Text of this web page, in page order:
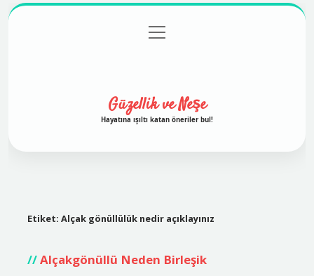
Gizlilik Politikası
menüyü
aç
Güzellik ve Neşe
Hayatına ışıltı katan öneriler bul!
Etiket: Alçak gönüllülük nedir açıklayınız
Alçakgönüllü Neden Birleşik